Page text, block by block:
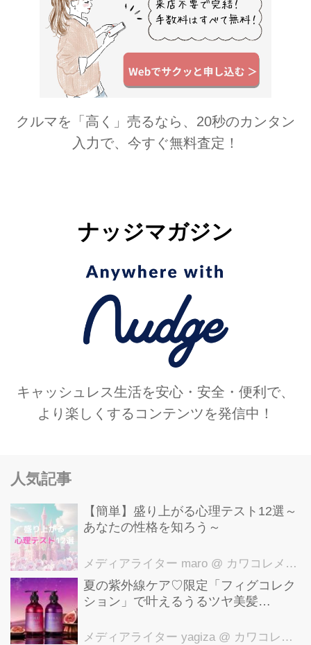
クルマを「高く」売るなら、20秒のカンタン
入力で、今すぐ無料査定！
ナッジマガジン
キャッシュレス生活を安心・安全・便利で、
より楽しくするコンテンツを発信中！
人気記事
【簡単】盛り上がる心理テスト12選～
あなたの性格を知ろう～
メディアライター maro @ カワコレメディア編集部
夏の紫外線ケア♡限定「フィグコレク
ション」で叶えるうるツヤ美髪
メディアライター yagiza @ カワコレメディア編集部